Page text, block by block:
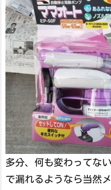
多分、何も変わってな
で漏れるようなら当然